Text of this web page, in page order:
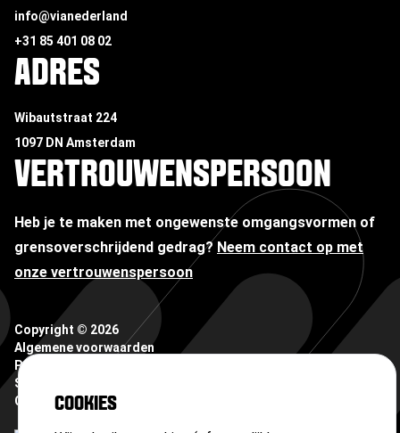
COOKIES
info@vianederland
+31 85 401 08 02
ADRES
Wibautstraat 224
1097 DN Amsterdam
VERTROUWENSPERSOON
Heb je te maken met ongewenste omgangsvormen of
grensoverschrijdend gedrag? Neem contact op met
onze vertrouwenspersoon
Copyright © 2026
Algemene voorwaarden
Privacyverklaring
Sitemap
Cookies